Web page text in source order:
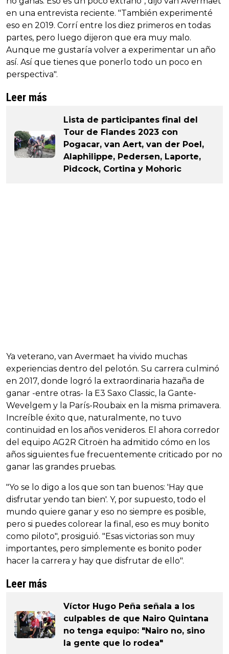
en una entrevista reciente. "También experimenté
eso en 2019. Corrí entre los diez primeros en todas
partes, pero luego dijeron que era muy malo.
Aunque me gustaría volver a experimentar un año
así. Así que tienes que ponerlo todo un poco en
perspectiva".
Leer más
Lista de participantes final del
Tour de Flandes 2023 con
Pogacar, van Aert, van der Poel,
Alaphilippe, Pedersen, Laporte,
Pidcock, Cortina y Mohoric
Ya veterano, van Avermaet ha vivido muchas
experiencias dentro del pelotón. Su carrera culminó
en 2017, donde logró la extraordinaria hazaña de
ganar -entre otras- la E3 Saxo Classic, la Gante-
Wevelgem y la París-Roubaix en la misma primavera.
Increíble éxito que, naturalmente, no tuvo
continuidad en los años venideros. El ahora corredor
del equipo AG2R Citroën ha admitido cómo en los
años siguientes fue frecuentemente criticado por no
ganar las grandes pruebas.
"Yo se lo digo a los que son tan buenos: 'Hay que
disfrutar yendo tan bien'. Y, por supuesto, todo el
mundo quiere ganar y eso no siempre es posible,
pero si puedes colorear la final, eso es muy bonito
como piloto", prosiguió. "Esas victorias son muy
importantes, pero simplemente es bonito poder
hacer la carrera y hay que disfrutar de ello".
Leer más
Víctor Hugo Peña señala a los
culpables de que Nairo Quintana
no tenga equipo: "Nairo no, sino
la gente que lo rodea"